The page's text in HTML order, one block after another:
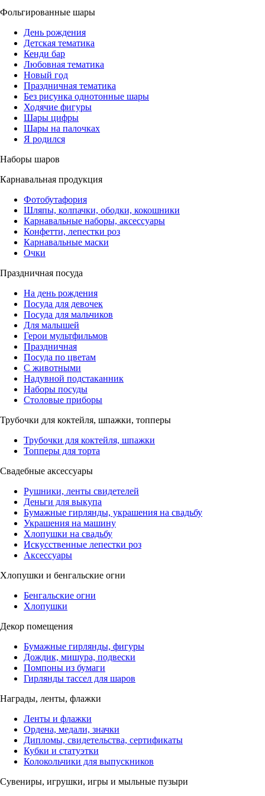
Фольгированные шары
День рождения
Детская тематика
Кенди бар
Любовная тематика
Новый год
Праздничная тематика
Без рисунка однотонные шары
Ходячие фигуры
Шары цифры
Шары на палочках
Я родился
Наборы шаров
Карнавальная продукция
Фотобутафория
Шляпы, колпачки, ободки, кокошники
Карнавальные наборы, аксессуары
Конфетти, лепестки роз
Карнавальные маски
Очки
Праздничная посуда
На день рождения
Посуда для девочек
Посуда для мальчиков
Для малышей
Герои мультфильмов
Праздничная
Посуда по цветам
С животными
Надувной подстаканник
Наборы посуды
Столовые приборы
Трубочки для коктейля, шпажки, топперы
Трубочки для коктейля, шпажки
Топперы для торта
Свадебные аксессуары
Рушники, ленты свидетелей
Деньги для выкупа
Бумажные гирлянды, украшения на свадьбу
Украшения на машину
Хлопушки на свадьбу
Искусственные лепестки роз
Аксессуары
Хлопушки и бенгальские огни
Бенгальские огни
Хлопушки
Декор помещения
Бумажные гирлянды, фигуры
Дождик, мишура, подвески
Помпоны из бумаги
Гирлянды тассел для шаров
Награды, ленты, флажки
Ленты и флажки
Ордена, медали, значки
Дипломы, свидетельства, сертификаты
Кубки и статуэтки
Колокольчики для выпускников
Сувениры, игрушки, игры и мыльные пузыри